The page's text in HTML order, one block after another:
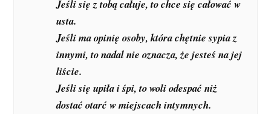
Jeśli się z tobą całuje, to chce się całować w
usta.
Jeśli ma opinię osoby, która chętnie sypia z
innymi, to nadal nie oznacza, że jesteś na jej
liście.
Jeśli się upiła i śpi, to woli odespać niż
dostać otarć w miejscach intymnych.